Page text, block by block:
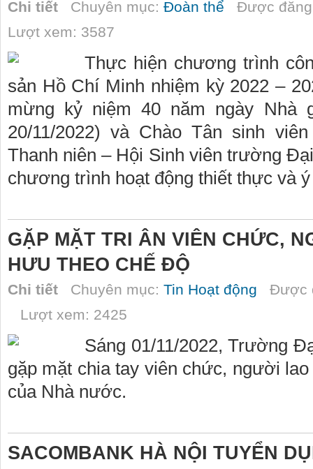
Chi tiết Chuyên mục: Đoàn thể Được
Lượt xem: 3587
Thực hiện chương trình
sản Hồ Chí Minh nhiệm kỳ 2022 –
mừng kỷ niệm 40 năm ngày Nhà
20/11/2022) và Chào Tân sinh
Thanh niên – Hội Sinh viên trường
chương trình hoạt động thiết thực và
GẶP MẶT TRI ÂN VIÊN CHỨC,
HƯU THEO CHẾ ĐỘ
Chi tiết Chuyên mục: Tin Hoạt động Được
Lượt xem: 2425
Sáng 01/11/2022, Trường
gặp mặt chia tay viên chức, người
của Nhà nước.
SACOMBANK HÀ NỘI TUYỂN